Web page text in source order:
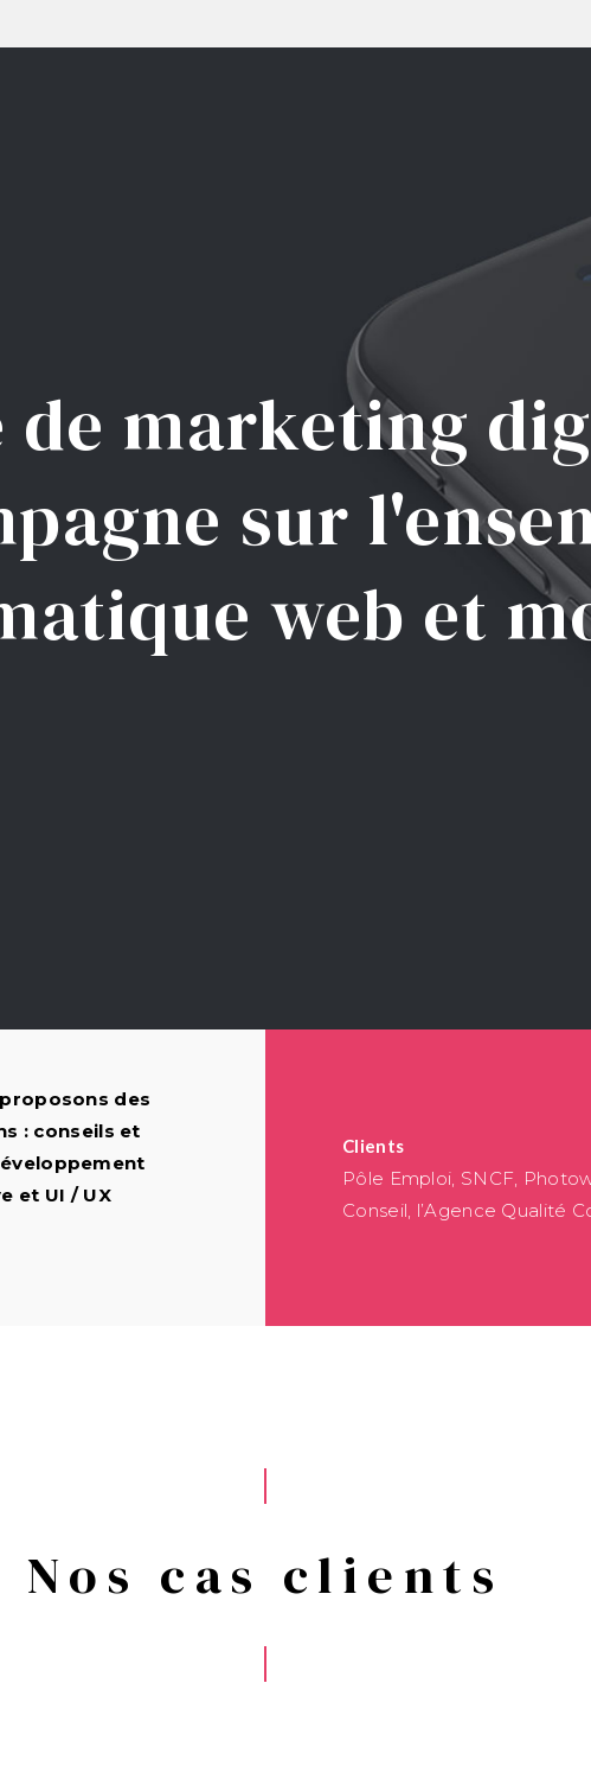
de marketing
sur
web et
des
: conseils et
et UI / UX
Clients
Pôle Emploi, SNCF,
Conseil, l’Agence Qualité
Nos cas clients